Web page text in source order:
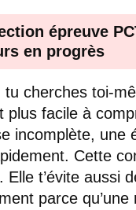
épreuve
en progrès
tu cherches toi-
plus facile à
incomplète, une
Cette
Elle t’évite aussi
parce